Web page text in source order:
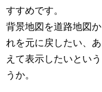
すすめです。
背景地図を道路地図
れを元に戻したい、
えて表示したいとい
うか。